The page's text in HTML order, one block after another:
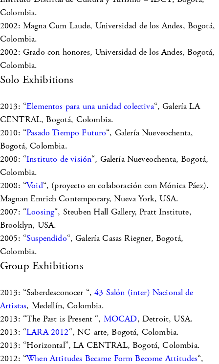
Colombia.
2002: Magna Cum Laude, Universidad de los Andes, Bogotá,
Colombia.
2002: Grado con honores, Universidad de los Andes, Bogotá,
Colombia.
Solo Exhibitions
2013: “Elementos para una unidad colectiva“, Galería LA
CENTRAL, Bogotá, Colombia.
2010: “Pasado Tiempo Futuro“, Galería Nueveochenta,
Bogotá, Colombia.
2008: “Instituto de visión“, Galería Nueveochenta, Bogotá,
Colombia.
2008: “Void“, (proyecto en colaboración con Mónica Páez).
Magnan Emrich Contemporary, Nueva York, USA.
2007: “Loosing“, Steuben Hall Gallery, Pratt Institute,
Brooklyn, USA.
2005: “Suspendido“, Galería Casas Riegner, Bogotá,
Colombia.
Group Exhibitions
2013: “Saberdesconocer “, 43 Salón (inter) Nacional de
Artistas, Medellín, Colombia.
2013: “The Past is Present “, MOCAD, Detroit, USA.
2013: “LARA 2012“, NC-arte, Bogotá, Colombia.
2013: “Horizontal”, LA CENTRAL, Bogotá, Colombia.
2012: “When Attitudes Became Form Become Attitudes“,